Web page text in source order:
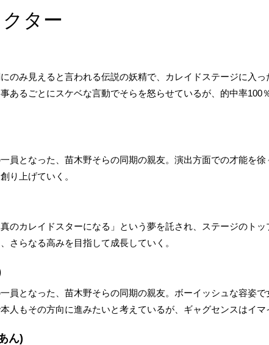
ター
のみ見えると言われる伝説の妖精で、カレイドステージに入っ
あるごとにスケベな言動でそらを怒らせているが、的中率100
員となった、苗木野そらの同期の親友。演出方面での才能を
り上げていく。
のカレイドスターになる」という夢を託され、ステージのト
さらなる高みを目指して成長していく。
員となった、苗木野そらの同期の親友。ボーイッシュな容姿
人もその方向に進みたいと考えているが、ギャグセンスはイマ
ん)